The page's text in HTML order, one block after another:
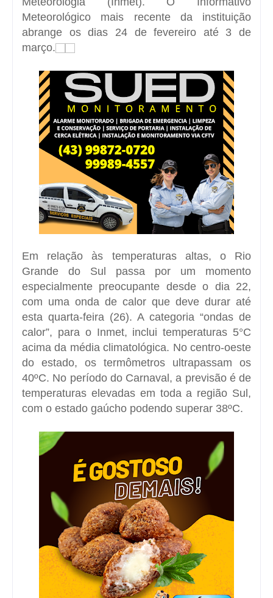
Meteorológico mais recente da instituição
abrange os dias 24 de fevereiro até 3 de
março.
Em relação às temperaturas altas, o Rio
Grande do Sul passa por um momento
especialmente preocupante desde o dia 22,
com uma onda de calor que deve durar até
esta quarta-feira (26). A categoria “ondas de
calor”, para o Inmet, inclui temperaturas 5°C
acima da média climatológica. No centro-oeste
do estado, os termômetros ultrapassam os
40ºC. No período do Carnaval, a previsão é de
temperaturas elevadas em toda a região Sul,
com o estado gaúcho podendo superar 38ºC.